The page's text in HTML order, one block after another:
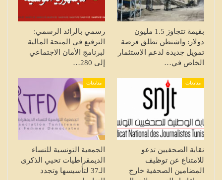
بقيمة تتجاوز 1.5 مليون
دولار: واشنطن تطلق فرصة
تمويل جديدة لدعم الاستثمار
الخاص في…
رسمي بالرائد الرسمي:
الترفيع في المنحة المالية
لبرنامج الأمان الاجتماعي
إلى 280…
متابعات
نقابة الصحفيين تدعو
للامتناع عن توظيف
المضامين الصحفية خارج
متابعات
الجمعية التونسية للنساء
الديمقراطيات تحيي الذكرى
الـ37 لتأسيسها وتجدد